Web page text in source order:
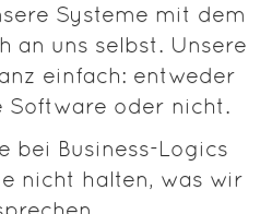
Systeme mit dem
an uns selbst. Unsere
einfach: entweder
oder nicht.
bei Business-Logics
nicht halten, was wir